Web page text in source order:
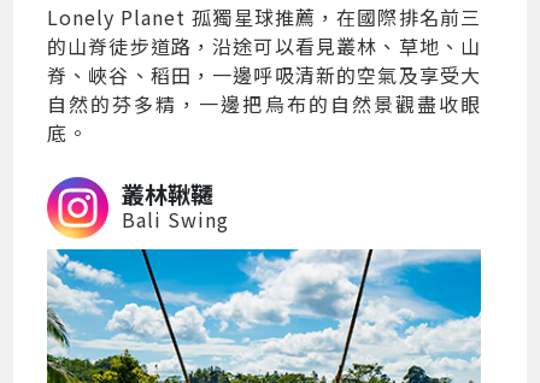
Lonely Planet 孤獨星球推薦，在國際排名前三
的山脊徒步道路，沿途可以看見叢林、草地、山
脊、峽谷、稻田，一邊呼吸清新的空氣及享受大
自然的芬多精，一邊把烏布的自然景觀盡收眼
底。
叢林鞦韆
Bali Swing